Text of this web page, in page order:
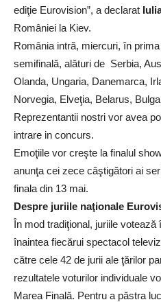
ediţie Eurovision”, a declarat
României la Kiev.
România intră, miercuri, în
semifinală, alături de Serbia,
Olanda, Ungaria, Danemarca,
Norvegia, Elveţia, Belarus,
Reprezentantii nostri vor avea
intrare in concurs.
Emoţiile vor creşte la finalul
anunţa cei zece câştigători ai
finala din 13 mai.
Despre juriile naţionale
În mod tradiţional, juriile
înaintea fiecărui spectacol
către cele 42 de jurii ale ţărilor
rezultatele voturilor individuale
Marea Finală. Pentru a păstra